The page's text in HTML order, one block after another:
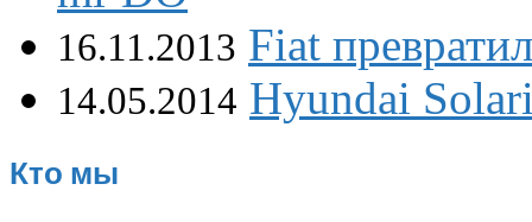
16.11.2013 Fiat
14.05.2014 Hyundai
Кто мы